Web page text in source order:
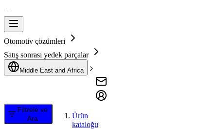
Otomotiv çözümleri
Satış sonrası yedek parçalar
Middle East and Africa
Filtrele ve
Ara
Ürün
kataloğu